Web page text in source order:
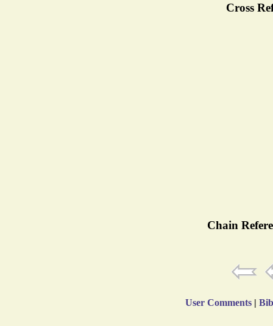
Cross
Chain
User Comments |